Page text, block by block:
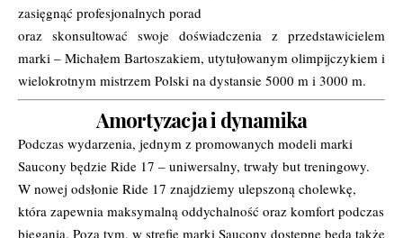
zasięgnąć profesjonalnych porad
oraz skonsultować swoje doświadczenia z przedstawicielem
marki – Michałem Bartoszakiem, utytułowanym olimpijczykiem i
wielokrotnym mistrzem Polski na dystansie 5000 m i 3000 m.
Amortyzacja i dynamika
Podczas wydarzenia, jednym z promowanych modeli marki
Saucony będzie Ride 17 – uniwersalny, trwały but treningowy.
W nowej odsłonie Ride 17 znajdziemy ulepszoną cholewkę,
która zapewnia maksymalną oddychalność oraz komfort podczas
biegania. Poza tym, w strefie marki Saucony dostępne będą także